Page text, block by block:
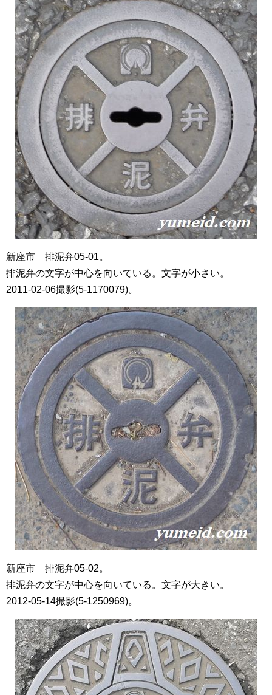
新座市 排泥弁05-01。
排泥弁の文字が中心を向いている。文字が小さい。
2011-02-06撮影(5-1170079)。
新座市 排泥弁05-02。
排泥弁の文字が中心を向いている。文字が大きい。
2012-05-14撮影(5-1250969)。